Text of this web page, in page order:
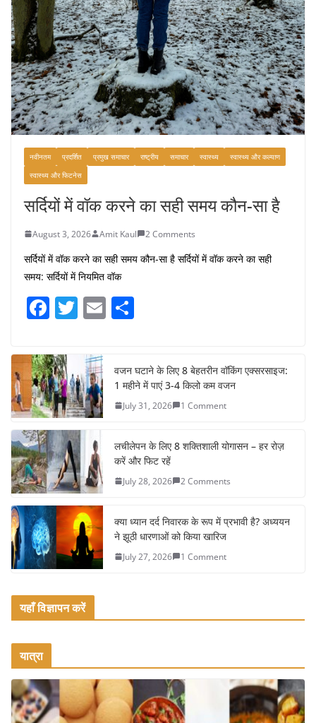
नवीनतम प्रदर्शित प्रमुख समाचार राष्ट्रीय समाचार स्वास्थ्य
स्वास्थ्य और कल्याण
स्वास्थ्य और फिटनेस
सर्दियों में वॉक करने का सही समय कौन-सा है
August 3, 2026 Amit Kaul 2 Comments
सर्दियों में वॉक करने का सही समय कौन-सा है सर्दियों में वॉक करने का सही
समय: सर्दियों में नियमित वॉक
F
c
e
b
o
o
k
T
itt
er
E
e
वजन घटाने के लिए 8 बेहतरीन वॉकिंग एक्सरसाइज:
1 महीने में पाएं 3-4 किलो कम वजन
July 31, 2026 1 Comment
लचीलेपन के लिए 8 शक्तिशाली योगासन – हर रोज़
करें और फिट रहें
July 28, 2026 2 Comments
क्या ध्यान दर्द निवारक के रूप में प्रभावी है? अध्ययन
ने झूठी धारणाओं को किया खारिज
July 27, 2026 1 Comment
यहाँ विज्ञापन करें
यात्रा